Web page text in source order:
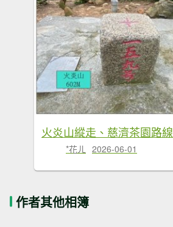
火炎山縱走、慈濟茶園路線
*花ㄦ 2026-06-01
作者其他相簿